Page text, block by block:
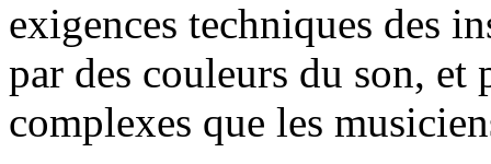
exigences techniques des
par des couleurs du son, et
complexes que les